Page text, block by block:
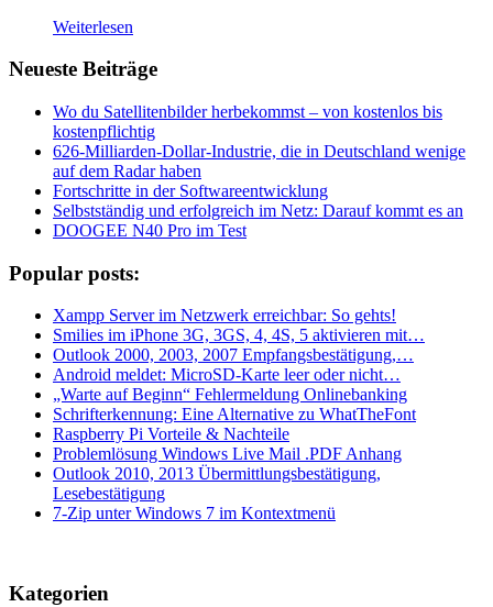
Weiterlesen
Neueste Beiträge
Wo du Satellitenbilder herbekommst – von kostenlos bis
kostenpflichtig
626-Milliarden-Dollar-Industrie, die in Deutschland wenige
auf dem Radar haben
Fortschritte in der Softwareentwicklung
Selbstständig und erfolgreich im Netz: Darauf kommt es an
DOOGEE N40 Pro im Test
Popular posts:
Xampp Server im Netzwerk erreichbar: So gehts!
Smilies im iPhone 3G, 3GS, 4, 4S, 5 aktivieren mit…
Outlook 2000, 2003, 2007 Empfangsbestätigung,…
Android meldet: MicroSD-Karte leer oder nicht…
„Warte auf Beginn“ Fehlermeldung Onlinebanking
Schrifterkennung: Eine Alternative zu WhatTheFont
Raspberry Pi Vorteile & Nachteile
Problemlösung Windows Live Mail .PDF Anhang
Outlook 2010, 2013 Übermittlungsbestätigung,
Lesebestätigung
7-Zip unter Windows 7 im Kontextmenü
Kategorien